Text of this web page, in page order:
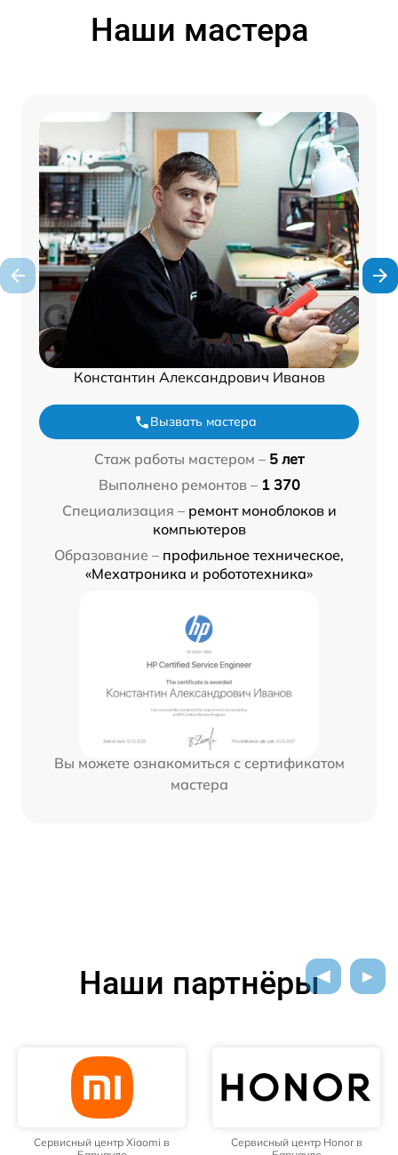
Наши мастера
Константин Александрович Иванов
Вызвать мастера
Стаж работы мастером – 5 лет
Выполнено ремонтов – 1 370
Специализация – ремонт моноблоков и
компьютеров
Образование – профильное техническое,
«Мехатроника и робототехника»
Вы можете ознакомиться с сертификатом
мастера
Наши партнёры
Сервисный центр Xiaomi в
Сервисный центр Honor в